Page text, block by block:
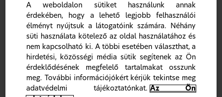
az idős korig
A World Oral Health Day alkalmából a Magyar
Fogorvosok Egyesülete átfogó, szemléletformáló
webinárral jelentkezik, amely végigkíséri a szájegészség
kérdését az élet teljes ívén.
A program érinti a várandósság és a csecsemőkor
speciális szájhigiénés vonatkozásait, kitér a serdülő- és
felnőttkorban egyre nagyobb jelentőségű HPV-vel
összefüggő szájüregi megbetegedésekre, majd bemutatja
az idős korosztály sajátos gerontostomatológiai
kihívásait is.
A weboldalon sütiket használunk annak
érdekében, hogy a lehető legjobb felhasználói
élményt nyújtsuk a látogatóink számára. Néhány
süti használata kötelező az oldal használatához és
nem kapcsolható ki. A többi esetében választhat, a
hirdetési, közösségi média sütik segítenek az Ön
érdeklődésének megfelelő tartalmakat osszunk
meg. További információjókért kérjük tekintse meg
adatvédelmi tájékoztatónkat. Az Ön